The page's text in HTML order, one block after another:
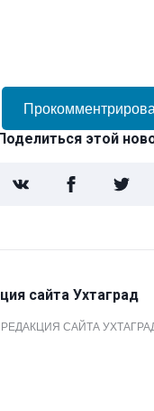
этой
сайта Ухтаград
САЙТА